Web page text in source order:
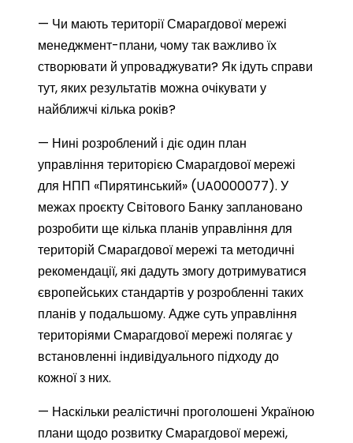
— Чи мають території Смарагдової мережі
менеджмент-плани, чому так важливо їх
створювати й упроваджувати? Як ідуть справи
тут, яких результатів можна очікувати у
найближчі кілька років?
— Нині розроблений і діє один план
управління територією Смарагдової мережі
для НПП «Пирятинський» (UA0000077). У
межах проєкту Світового Банку заплановано
розробити ще кілька планів управління для
територій Смарагдової мережі та методичні
рекомендації, які дадуть змогу дотримуватися
європейських стандартів у розробленні таких
планів у подальшому. Адже суть управління
територіями Смарагдової мережі полягає у
встановленні індивідуального підходу до
кожної з них.
— Наскільки реалістичні проголошені Україною
плани щодо розвитку Смарагдової мережі,